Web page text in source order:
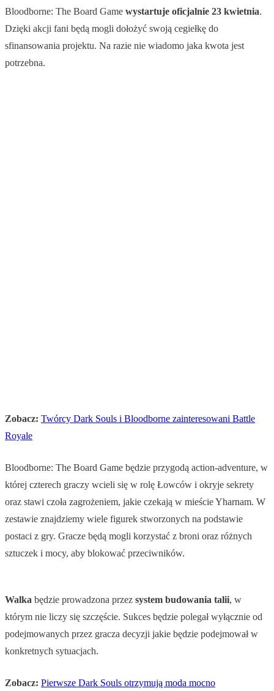
Bloodborne: The Board Game wystartuje oficjalnie 23 kwietnia.
Dzięki akcji fani będą mogli dołożyć swoją cegiełkę do
sfinansowania projektu. Na razie nie wiadomo jaka kwota jest
potrzebna.
Zobacz: Twórcy Dark Souls i Bloodborne zainteresowani Battle
Royale
Bloodborne: The Board Game będzie przygodą action-adventure, w
której czterech graczy wcieli się w rolę Łowców i okryje sekrety
oraz stawi czoła zagrożeniem, jakie czekają w mieście Yharnam. W
zestawie znajdziemy wiele figurek stworzonych na podstawie
postaci z gry. Gracze będą mogli korzystać z broni oraz różnych
sztuczek i mocy, aby blokować przeciwników.
Walka będzie prowadzona przez system budowania talii, w
którym nie liczy się szczęście. Sukces będzie polegał wyłącznie od
podejmowanych przez gracza decyzji jakie będzie podejmował w
konkretnych sytuacjach.
Zobacz: Pierwsze Dark Souls otrzymują moda mocno